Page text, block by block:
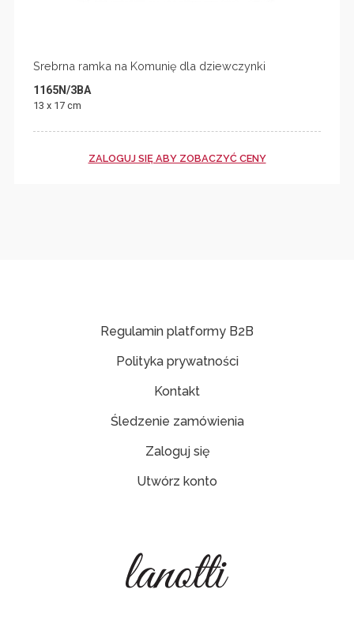
Srebrna ramka na Komunię dla dziewczynki
1165N/3BA
13 x 17 cm
ZALOGUJ SIĘ ABY ZOBACZYĆ CENY
Regulamin platformy B2B
Polityka prywatności
Kontakt
Śledzenie zamówienia
Zaloguj się
Utwórz konto